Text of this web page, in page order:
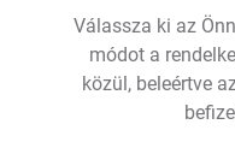
Válassza ki az
módot a
közül, beleértve